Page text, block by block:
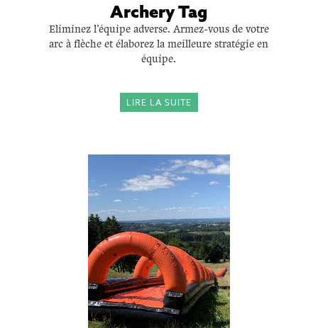
Archery Tag
Eliminez l’équipe adverse. Armez-vous de votre
arc à flèche et élaborez la meilleure stratégie en
équipe.
LIRE LA SUITE